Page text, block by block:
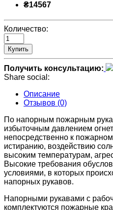
₴14567
Количество:
Купить
Получить консультацию:
Share social:
Описание
Отзывов (0)
По напорным пожарным
избыточным давлением
непосредственно к
истиранию, воздействию
высоким температурам,
Высокие требования
условиями, в которых
напорных рукавов.
Напорными рукавами с
комплектуются пожарные